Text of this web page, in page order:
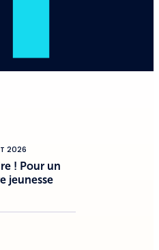
2026
! Pour un
jeunesse